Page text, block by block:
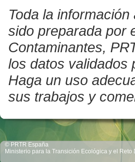
Toda la
sido preparada por
Contaminantes,
los datos validados
Haga un uso
sus trabajos y
© PRTR España
Ministerio para la Transición Ecológica y el Reto